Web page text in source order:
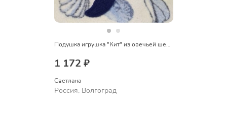
Подушка игрушка "Кит" из овечьей шерсти
1 172 ₽
Светлана
Россия, Волгоград